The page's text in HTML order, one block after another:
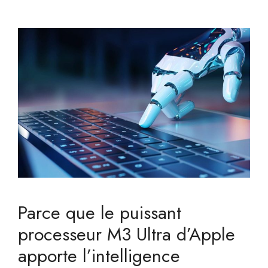
Parce que le puissant
processeur M3 Ultra d’Apple
apporte l’intelligence